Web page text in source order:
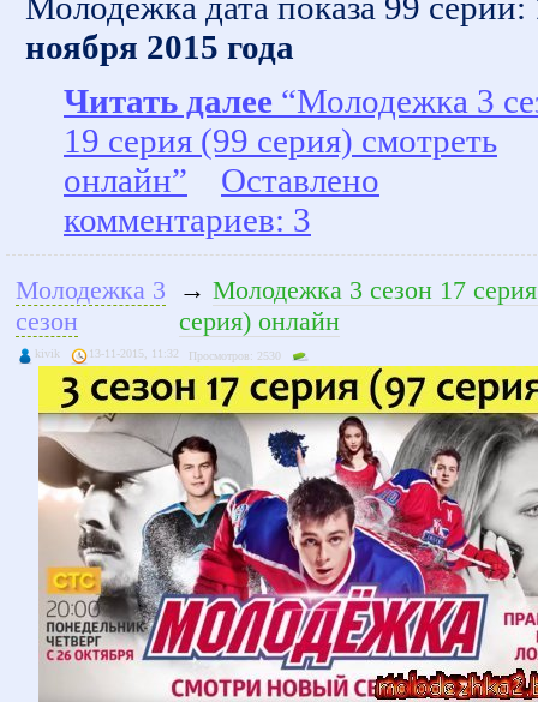
Молодежка дата показа 99 серии:
ноября 2015 года
Читать далее “Молодежка 3
19 серия (99 серия) смотреть
онлайн”
Оставлено
комментариев: 3
Молодежка 3
сезон
→ Молодежка 3 сезон 17
серия) онлайн
kivik 13-11-2015, 11:32 Просмотров: 2530